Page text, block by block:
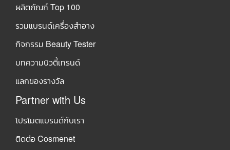
ผลิตภัณฑ์ Top 100
รวมแบรนด์เครื่องสำอาง
กิจกรรม Beauty Tester
บทความบิวตี้เทรนด์
แลกของรางวัล
Partner with Us
โปรโมตแบรนด์กับเรา
ติดต่อ Cosmenet